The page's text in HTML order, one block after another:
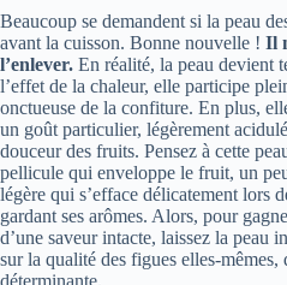
Beaucoup se demandent si la peau
avant la cuisson. Bonne nouvelle ! Il
l’enlever. En réalité, la peau devient
l’effet de la chaleur, elle participe
onctueuse de la confiture. En plus,
un goût particulier, légèrement
douceur des fruits. Pensez à cette
pellicule qui enveloppe le fruit, un
légère qui s’efface délicatement lors
gardant ses arômes. Alors, pour
d’une saveur intacte, laissez la peau
sur la qualité des figues elles-mêmes,